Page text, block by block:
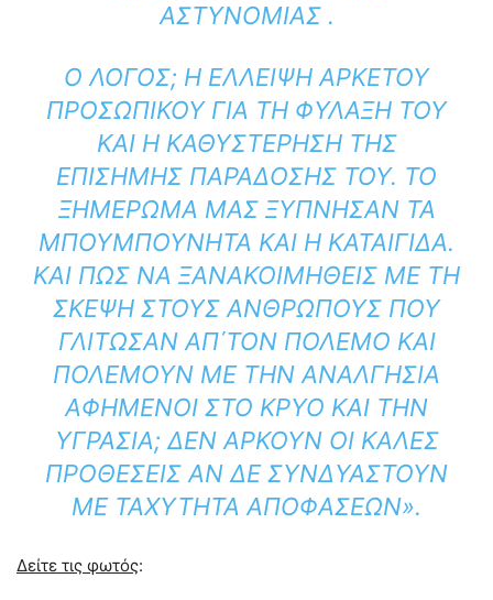
ΑΣΤΥΝΟΜΊΑΣ .
Ο ΛΌΓΟΣ; Η ΈΛΛΕΙΨΗ ΑΡΚΕΤΟΎ
ΠΡΟΣΩΠΙΚΟΎ ΓΙΑ ΤΗ ΦΎΛΑΞΉ ΤΟΥ
ΚΑΙ Η ΚΑΘΥΣΤΈΡΗΣΗ ΤΗΣ
ΕΠΊΣΗΜΗΣ ΠΑΡΆΔΟΣΉΣ ΤΟΥ. ΤΟ
ΞΗΜΈΡΩΜΑ ΜΑΣ ΞΎΠΝΗΣΑΝ ΤΑ
ΜΠΟΥΜΠΟΥΝΗΤΆ ΚΑΙ Η ΚΑΤΑΙΓΊΔΑ.
ΚΑΙ ΠΏΣ ΝΑ ΞΑΝΑΚΟΙΜΗΘΕΊΣ ΜΕ ΤΗ
ΣΚΈΨΗ ΣΤΟΥΣ ΑΝΘΡΏΠΟΥΣ ΠΟΥ
ΓΛΊΤΩΣΑΝ ΑΠ΄ΤΟΝ ΠΌΛΕΜΟ ΚΑΙ
ΠΟΛΕΜΟΎΝ ΜΕ ΤΗΝ ΑΝΑΛΓΗΣΊΑ
ΑΦΗΜΈΝΟΙ ΣΤΟ ΚΡΎΟ ΚΑΙ ΤΗΝ
ΥΓΡΑΣΊΑ; ΔΕΝ ΑΡΚΟΎΝ ΟΙ ΚΑΛΈΣ
ΠΡΟΘΈΣΕΙΣ ΑΝ ΔΕ ΣΥΝΔΥΑΣΤΟΎΝ
ΜΕ ΤΑΧΎΤΗΤΑ ΑΠΟΦΆΣΕΩΝ».
Δείτε τις φωτός: